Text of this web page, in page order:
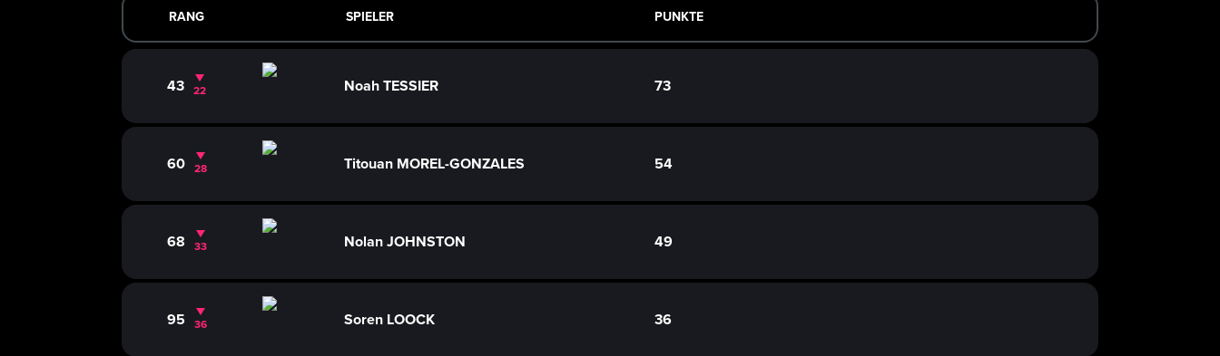
RANG SPIELER PUNKTE
43 22 Noah TESSIER 73
60 28 Titouan MOREL-GONZALES 54
68 33 Nolan JOHNSTON 49
95 36 Soren LOOCK 36